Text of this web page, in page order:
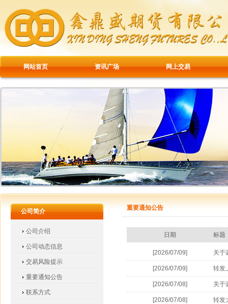
网站首页 资讯广场 网上交易
公司简介
公司介绍
公司动态信息
交易风险提示
重要通知公告
联系方式
重要通知公告
日期 标题
[2026/07/09] 关于
[2026/07/09] 转发
[2026/07/08] 关于
[2026/07/08] 转发